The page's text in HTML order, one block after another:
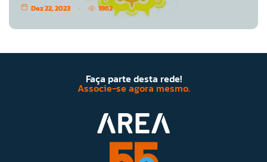
Dez 22, 2023 1862
Faça parte desta rede!
Associe-se agora mesmo.